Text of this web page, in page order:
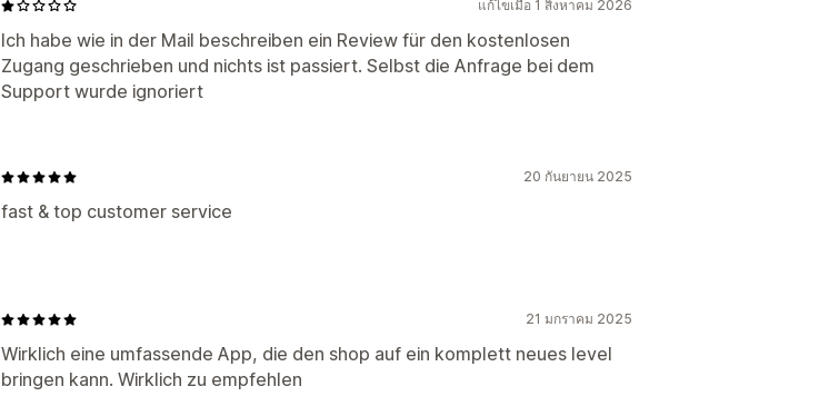
แก้ไขเมื่อ 1 สิงหาคม 2026
Ich habe wie in der Mail beschreiben ein Review für den kostenlosen
Zugang geschrieben und nichts ist passiert. Selbst die Anfrage bei dem
Support wurde ignoriert
20 กันยายน 2025
fast & top customer service
21 มกราคม 2025
Wirklich eine umfassende App, die den shop auf ein komplett neues level
bringen kann. Wirklich zu empfehlen